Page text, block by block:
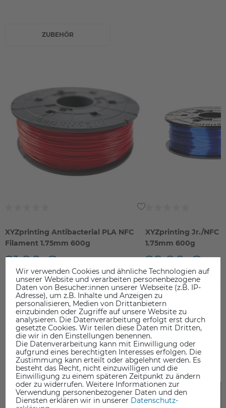
ZUBEHÖR
XYZprinting Antibacterial PLA NFC
Filament 1.75mm 600g
21,90 €
inkl. ges. MwSt.
ab Lager > Lieferzeit 1-3 Werktage
XYZprinting Jr./NFC
1.75mm 600g
29,90 €
inkl. ges. MwSt.
ab Lager > Lieferzeit 1-3
DAS KÖNNTE SIE AUCH INTERESSIEREN
Wir verwenden Cookies und ähnliche Technologien auf
unserer Website und verarbeiten personenbezogene
Daten von Besucher:innen unserer Webseite (z.B. IP-
Adresse), um z.B. Inhalte und Anzeigen zu
personalisieren, Medien von Drittanbietern
einzubinden oder Zugriffe auf unsere Website zu
analysieren. Die Datenverarbeitung erfolgt erst durch
gesetzte Cookies. Wir teilen diese Daten mit Dritten,
die wir in den Einstellungen benennen.
Die Datenverarbeitung kann mit Einwilligung oder
aufgrund eines berechtigten Interesses erfolgen. Die
Zustimmung kann erteilt oder abgelehnt werden. Es
besteht das Recht, nicht einzuwilligen und die
Einwilligung zu einem späteren Zeitpunkt zu ändern
oder zu widerrufen. Weitere Informationen zur
Verwendung personenbezogener Daten und den
Diensten erklären wir in unserer Daten­schutz­